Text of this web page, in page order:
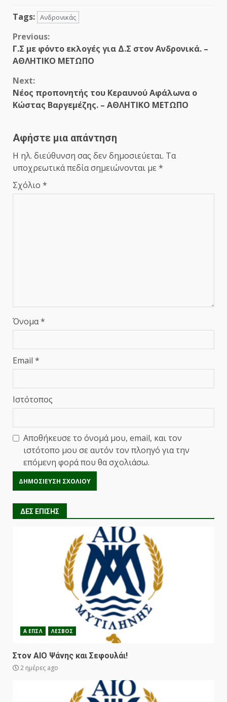
Tags: Ανδρονικάς
Continue
Reading
Previous:
Γ.Σ με φόντο εκλογές για Δ.Σ στον Ανδρονικά. –
ΑΘΛΗΤΙΚΟ ΜΕΤΩΠΟ
Next:
Νέος προπονητής του Κεραυνού Αφάλωνα ο
Κώστας Βαργεμέζης. – ΑΘΛΗΤΙΚΟ ΜΕΤΩΠΟ
Αφήστε μια απάντηση
Η ηλ. διεύθυνση σας δεν δημοσιεύεται. Τα
υποχρεωτικά πεδία σημειώνονται με *
Σχόλιο *
Όνομα*
Email *
Ιστότοπος
Αποθήκευσε το όνομά μου, email, και τον
ιστότοπο μου σε αυτόν τον πλοηγό για την
επόμενη φορά που θα σχολιάσω.
ΔΕΣ ΕΠΙΣΗΣ
Α ΕΠΣΛ ΛΕΣΒΟΣ
Στον ΑΙΟ Ψάνης και Σεφουλάι!
2 ημέρες ago